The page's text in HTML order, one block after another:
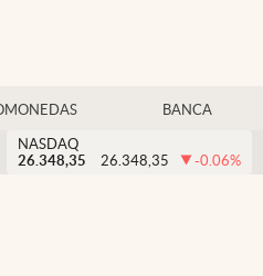
BANCA
NASDAQ
26.348,35
26.348,35 -0.06%